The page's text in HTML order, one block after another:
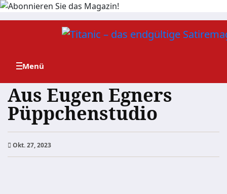
Zum
Aus Eugen Egners
Püppchenstudio
Okt. 27, 2023